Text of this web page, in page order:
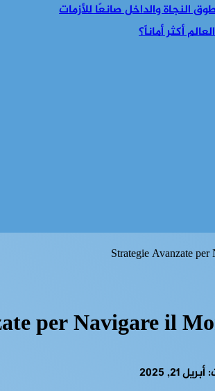
النجاة والداخل صانعًا للأزمات
أكثر أماناً؟
Strategie Avanzate
per Navigare il
21, 2025